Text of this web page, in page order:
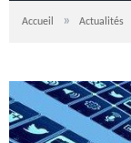
Accueil » Actualités